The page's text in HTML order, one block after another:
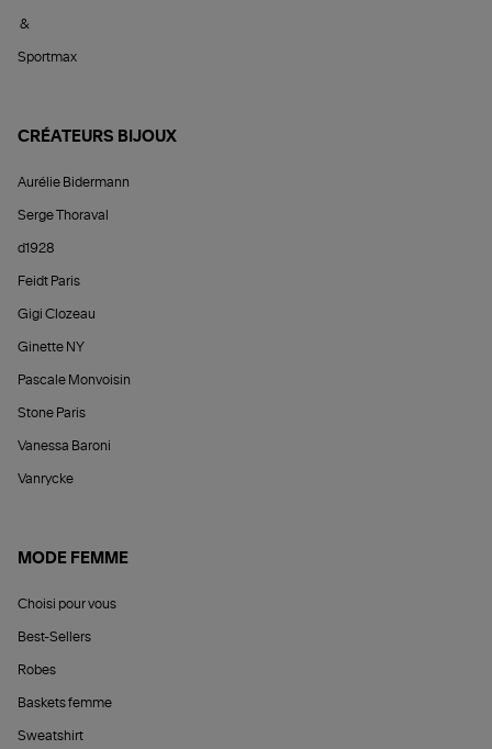
&
Sportmax
CRÉATEURS BIJOUX
Aurélie Bidermann
Serge Thoraval
d1928
Feidt Paris
Gigi Clozeau
Ginette NY
Pascale Monvoisin
Stone Paris
Vanessa Baroni
Vanrycke
MODE FEMME
Choisi pour vous
Best-Sellers
Robes
Baskets femme
Sweatshirt